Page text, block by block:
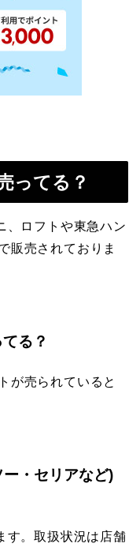
ってる？
、ロフトや東急ハン
販売されておりま
る？
が売られていると
・セリアなど)
す。取扱状況は店舗